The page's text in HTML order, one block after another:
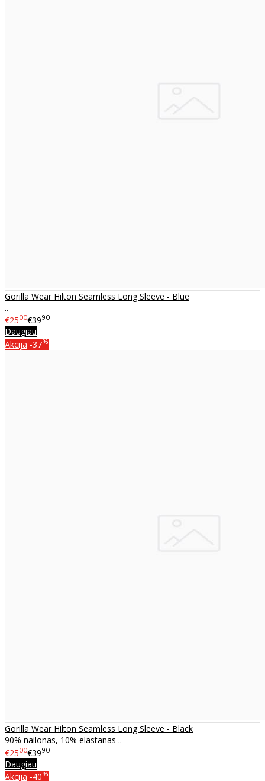
Gorilla Wear Hilton Seamless Long Sleeve - Blue
..
€2500€3990
Daugiau
Akcija -37%
Gorilla Wear Hilton Seamless Long Sleeve - Black
90% nailonas, 10% elastanas ..
€2500€3990
Daugiau
Akcija -40%